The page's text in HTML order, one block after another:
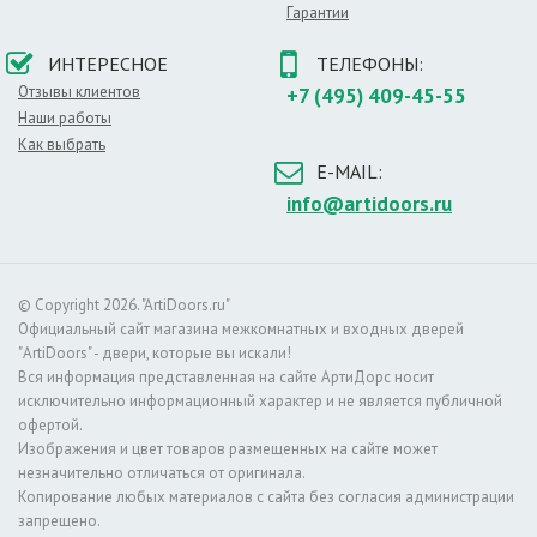
В качестве каркаса используются прочные породы древесины,
внутреннее пространство заполняется сотовыми элементами.
Наружным покрытием служат МДФ плиты, которые
покрываются слоем эмали. Такое строение обеспечивает все
вышеперечисленные достоинства дверей.
Данный цвет является классикой. Это универсальное решение
цвета:
– в гостиной комнате,
– детской спальне,
– душевой,
– современном офисе.
Светлый оттенок хорошо сочетается с более темными
отделочными материалами. Не менее привлекательно
выглядит белый дверной проем в окружении пастельных и
матовых оттенков.
Гарантии
ИНТЕРЕСНОЕ
Отзывы клиентов
Наши работы
Как выбрать
ТЕЛЕФОНЫ:
+7 (495) 409-45-55
E-MAIL:
info@artidoors.ru
© Copyright 2026. "ArtiDoors.ru"
Официальный сайт магазина межкомнатных и входных дверей
"ArtiDoors" - двери, которые вы искали!
Вся информация представленная на сайте АртиДорс носит
исключительно информационный характер и не является публичной
офертой.
Изображения и цвет товаров размещенных на сайте может
незначительно отличаться от оригинала.
Копирование любых материалов с сайта без согласия администрации
запрещено.